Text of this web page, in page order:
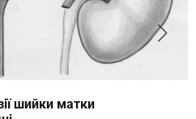
шийки матки